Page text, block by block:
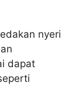
nyeri
dapat